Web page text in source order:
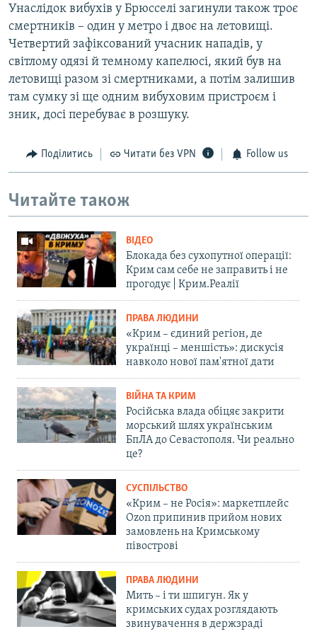
Унаслідок вибухів у Брюсселі загинули також троє
смертників – один у метро і двоє на летовищі.
Четвертий зафіксований учасник нападів, у
світлому одязі й темному капелюсі, який був на
летовищі разом зі смертниками, а потім залишив
там сумку зі ще одним вибуховим пристроєм і
зник, досі перебуває в розшуку.
Поділитись Читати без VPN Follow us
Читайте також
ВІДЕО
Блокада без сухопутної операції:
Крим сам себе не заправить і не
прогодує | Крим.Реалії
ПРАВА ЛЮДИНИ
«Крим – єдиний регіон, де
українці – меншість»: дискусія
навколо нової пам'ятної дати
ВІЙНА ТА КРИМ
Російська влада обіцяє закрити
морський шлях українським
БпЛА до Севастополя. Чи реально
це?
СУСПІЛЬСТВО
«Крим – не Росія»: маркетплейс
Ozon припинив прийом нових
замовлень на Кримському
півострові
ПРАВА ЛЮДИНИ
Мить – і ти шпигун. Як у
кримських судах розглядають
звинувачення в держзраді